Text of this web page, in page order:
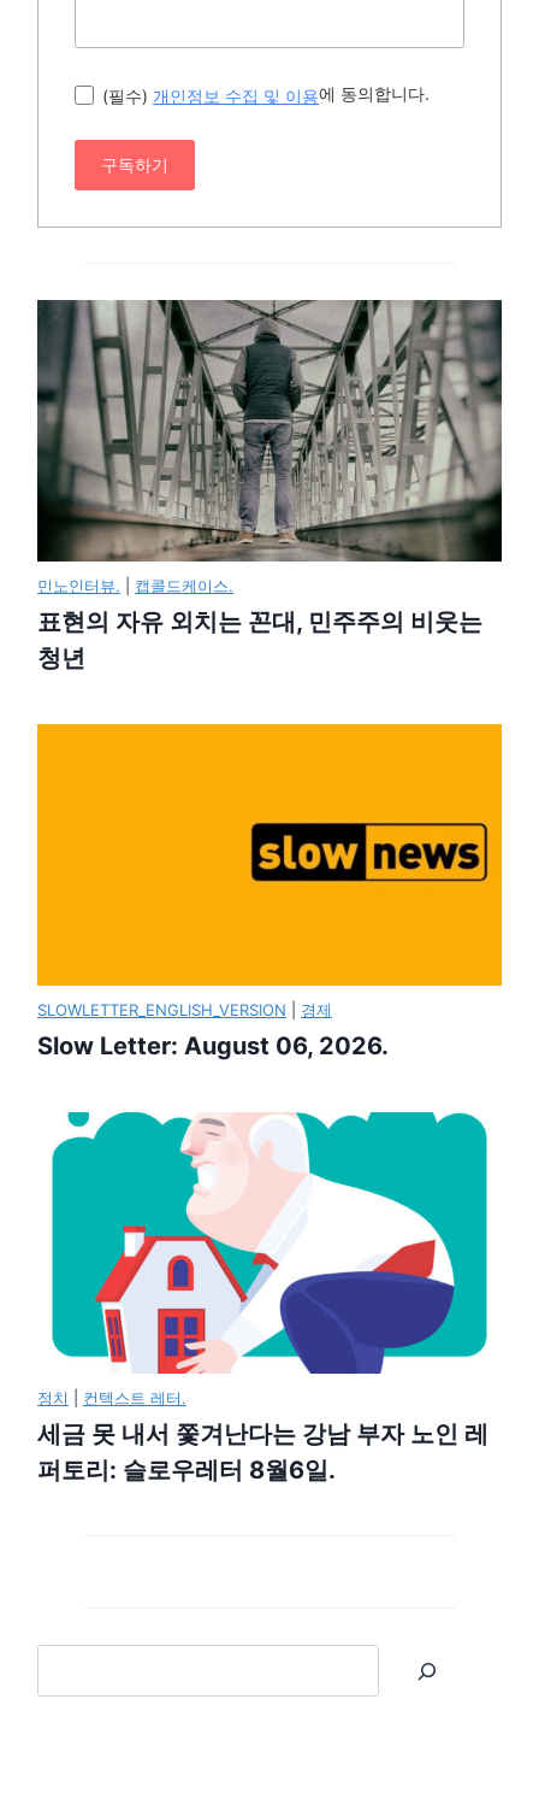
(필수) 개인정보 수집 및 이용에 동의합니다.
구독하기
민노인터뷰. 캡콜드케이스.
표현의 자유 외치는 꼰대, 민주주의 비웃는
청년
SLOWLETTER_ENGLISH_VERSION 경제
Slow Letter: August 06, 2026.
정치 컨텍스트 레터.
세금 못 내서 쫓겨난다는 강남 부자 노인 레
퍼토리: 슬로우레터 8월6일.